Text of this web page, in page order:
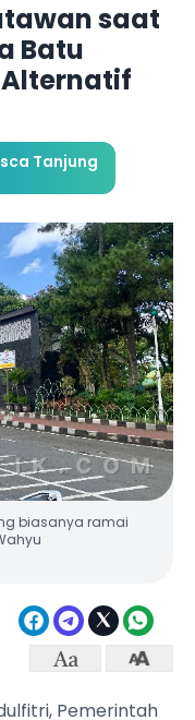
saat
Batu
Alternatif
Tanjung
biasanya ramai
Pemerintah